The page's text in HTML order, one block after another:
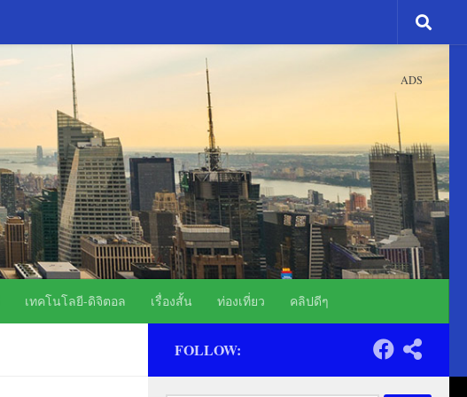
ADS
เทคโนโลยี-ดิจิตอล เรื่องสั้น ท่องเที่ยว คลิปดีๆ
FOLLOW: